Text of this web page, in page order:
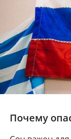
Почему